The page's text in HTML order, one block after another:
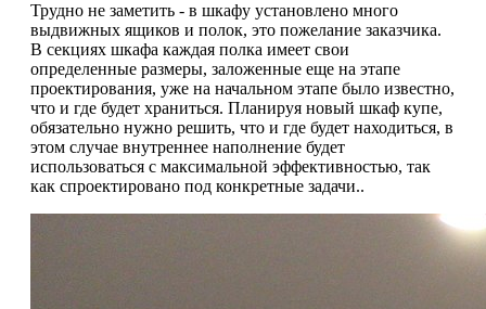
Трудно не заметить - в шкафу установлено много
выдвижных ящиков и полок, это пожелание заказчика.
В секциях шкафа каждая полка имеет свои
определенные размеры, заложенные еще на этапе
проектирования, уже на начальном этапе было известно,
что и где будет храниться. Планируя новый шкаф купе,
обязательно нужно решить, что и где будет находиться, в
этом случае внутреннее наполнение будет
использоваться с максимальной эффективностью, так
как спроектировано под конкретные задачи..